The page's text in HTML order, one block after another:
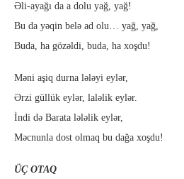
Əli-ayağı da a dolu yağ, yağ!
Bu da yəqin belə ad olu… yağ, yağ,
Buda, ha gözəldi, buda, ha xoşdu!
Məni aşiq durna lələyi eylər,
Ərzi güllük eylər, laləlik eylər.
İndi də Barata lələlik eylər,
Məcnunla dost olmaq bu dağa xoşdu!
ÜÇ OTAQ